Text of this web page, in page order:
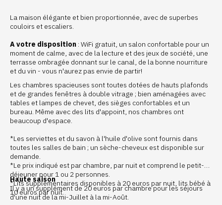
La maison élégante et bien proportionnée, avec de superbes
couloirs et escaliers.
A votre disposition : WiFi gratuit, un salon confortable pour un
moment de calme, avec de la lecture et des jeux de société, une
terrasse ombragée donnant sur le canal, de la bonne nourriture
et du vin - vous n'aurez pas envie de partir!
Les chambres spacieuses sont toutes dotées de hauts plafonds
et de grandes fenêtres à double vitrage ; bien aménagées avec
tables et lampes de chevet, des sièges confortables et un
bureau. Même avec des lits d'appoint, nos chambres ont
beaucoup d'espace.
*Les serviettes et du savon à l'huile d'olive sont fournis dans
toutes les salles de bain ; un sèche-cheveux est disponible sur
demande.
*Le prix indiqué est par chambre, par nuit et comprend le petit-
déjeuner pour 1 ou 2 personnes.
*Lits supplémentaires disponibles à 20 euros par nuit, lits bébé à
10 euros par nuit.
Haute saison
Il y a un supplément de 20 euros par chambre pour les séjours
d'une nuit de la mi-Juillet à la mi-Août.